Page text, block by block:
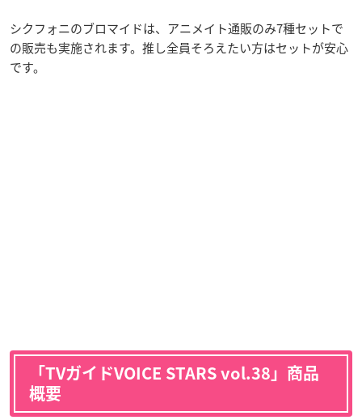
シクフォニのブロマイドは、アニメイト通販のみ7種セットで
の販売も実施されます。推し全員そろえたい方はセットが安心
です。
「TVガイドVOICE STARS vol.38」商品
概要